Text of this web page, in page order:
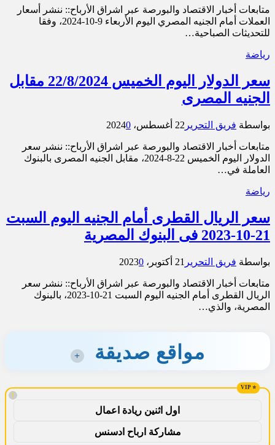
متابعات أخبار الاقتصاد والبورصة عبر اشراق الأرباح:: ننشر أسعار
العملات أمام الجنيه المصري اليوم الأربعاء 9-10-2024، وفقا
للتحديثات الصباحية…
رياضة
سعر الدولار اليوم الخميس 22/8/2024 مقابل
الجنيه المصرى
بواسطة فريق التحرير 22 أغسطس، 2024 0
متابعات أخبار الاقتصاد والبورصة عبر اشراق الأرباح:: ننشر سعر
الدولار اليوم الخميس 22-8-2024، مقابل الجنيه المصرى بالبنوك
العاملة في…
رياضة
سعر الريال القطرى أمام الجنيه اليوم السبت
21-10-2023 فى البنوك المصرية
بواسطة فريق التحرير 21 أكتوبر، 2023 0
متابعات أخبار الاقتصاد والبورصة عبر اشراق الأرباح:: ننشر سعر
الريال القطرى أمام الجنيه اليوم السبت 21-10-2023، بالبنوك
المصرية، والذي…
مواقع صديقة +
!
اول اثنين ريادة اعمال
مشاركة ارباح ادسنس